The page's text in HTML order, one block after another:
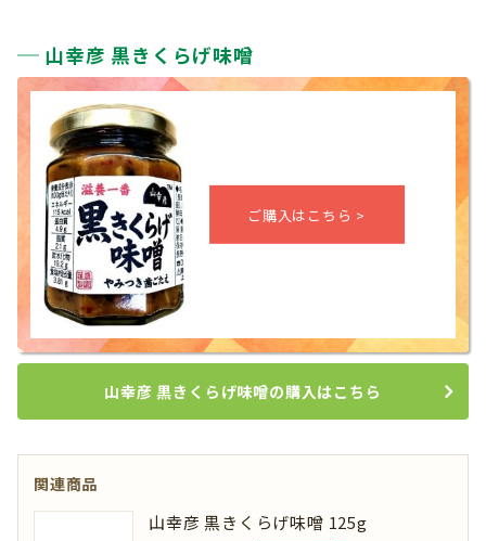
山幸彦 黒きくらげ味噌
山幸彦 黒きくらげ味噌の購入はこちら
関連商品
山幸彦 黒きくらげ味噌 125g